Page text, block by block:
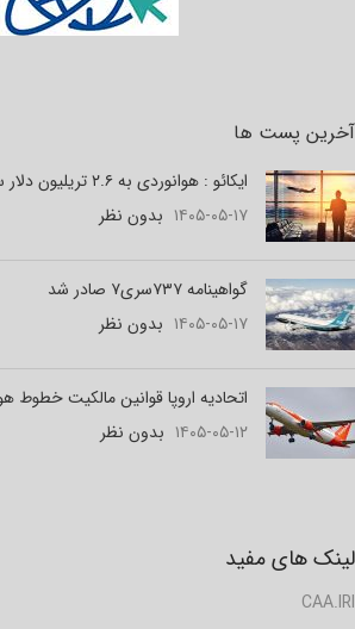
آخرین پست ها
ایکائو : هوانوردی به ۲.۶ تریلیون دلار سرمایه‌گذاری نیاز دارد
۱۴۰۵-۰۵-۱۷ بدون نظر
گواهینامه ۷۳۷سری۷ صادر شد
۱۴۰۵-۰۵-۱۷ بدون نظر
اتحادیه اروپا قوانین مالکیت خطوط
۱۴۰۵-۰۵-۱۲ بدون نظر
لینک های مفید
CAA.IRI